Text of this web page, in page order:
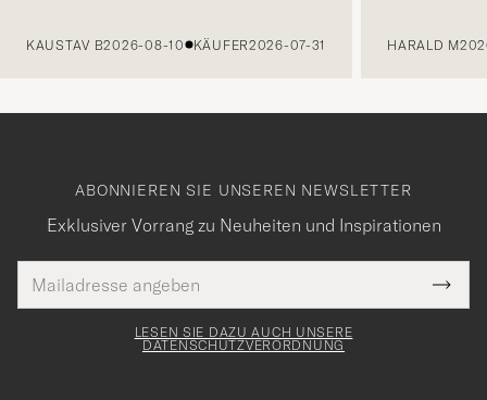
KAUSTAV B2026-08-10 KÄUFER2026-07-31 HARALD M
ABONNIEREN SIE UNSEREN NEWSLETTER
Exklusiver Vorrang zu Neuheiten und Inspirationen
Mail
Adresse
Tack
för
LESEN SIE DAZU AUCH UNSERE
DATENSCHUTZVERORDNUNG